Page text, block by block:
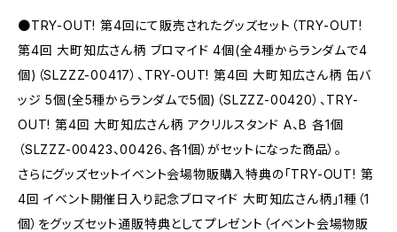
●TRY-OUT! 第4回にて販売されたグッズセット（TRY-OUT!
第4回 大町知広さん柄 ブロマイド 4個(全4種からランダムで4
個)（SLZZZ-00417）、TRY-OUT! 第4回 大町知広さん柄 缶バ
ッジ 5個(全5種からランダムで5個)（SLZZZ-00420）、TRY-
OUT! 第4回 大町知広さん柄 アクリルスタンド A、B 各1個
（SLZZZ-00423、00426、各1個）がセットになった商品）。
さらにグッズセットイベント会場物販購入特典の「TRY-OUT! 第
4回 イベント開催日入り記念ブロマイド 大町知広さん柄」1種（1
個）をグッズセット通販特典としてプレゼント（イベント会場物販